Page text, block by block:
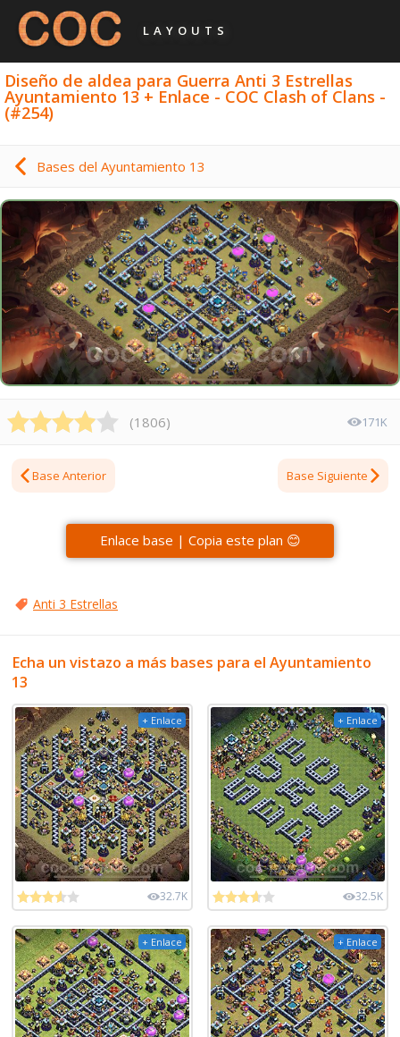
LAYOUTS
Diseño de aldea para Guerra Anti 3 Estrellas
Ayuntamiento 13 + Enlace - COC Clash of Clans -
(#254)
Bases del Ayuntamiento 13
(1806) 171K
Base Anterior Base Siguiente
Enlace base | Copia este plan 😊
Anti 3 Estrellas
Echa un vistazo a más bases para el Ayuntamiento
13
+ Enlace
32.7K
+ Enlace
32.5K
+ Enlace + Enlace